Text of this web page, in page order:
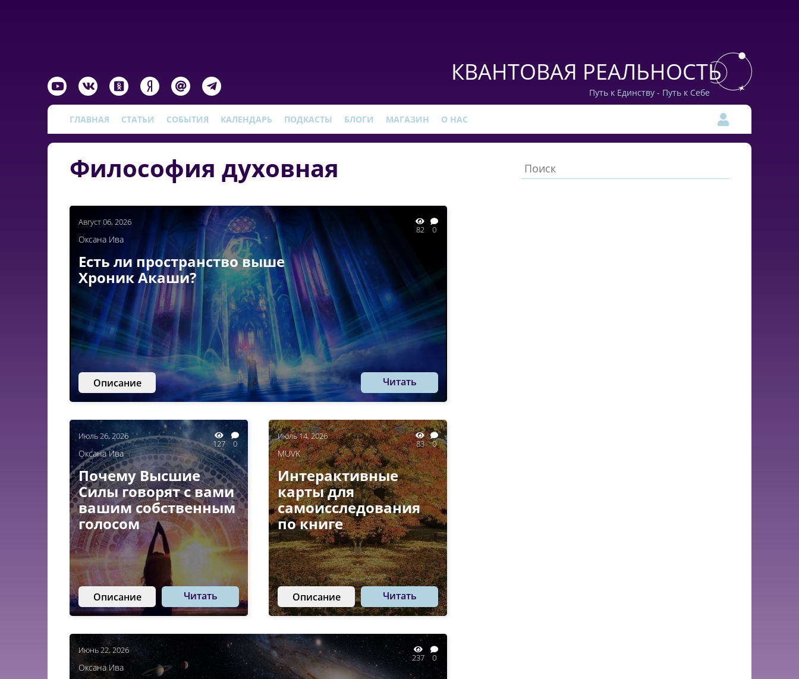
КВАНТОВАЯ РЕАЛЬНОСТЬ
Путь к Единству - Путь к Себе
ГЛАВНАЯ СТАТЬИ СОБЫТИЯ КАЛЕНДАРЬ ПОДКАСТЫ БЛОГИ МАГАЗИН О НАС
Философия духовная
Август 06, 2026
82 0
Оксана Ива
Есть ли пространство выше
Хроник Акаши?
Описание Читать
Июль 26, 2026
127 0
Оксана Ива
Почему Высшие
Силы говорят с вами
вашим собственным
голосом
Описание Читать
Июль 14, 2026
83 0
MUVK
Интерактивные
карты для
самоисследования
по книге
Описание Читать
Июнь 22, 2026
237 0
Оксана Ива